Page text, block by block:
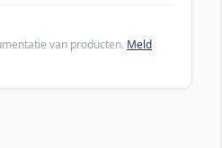
van producten. Meld